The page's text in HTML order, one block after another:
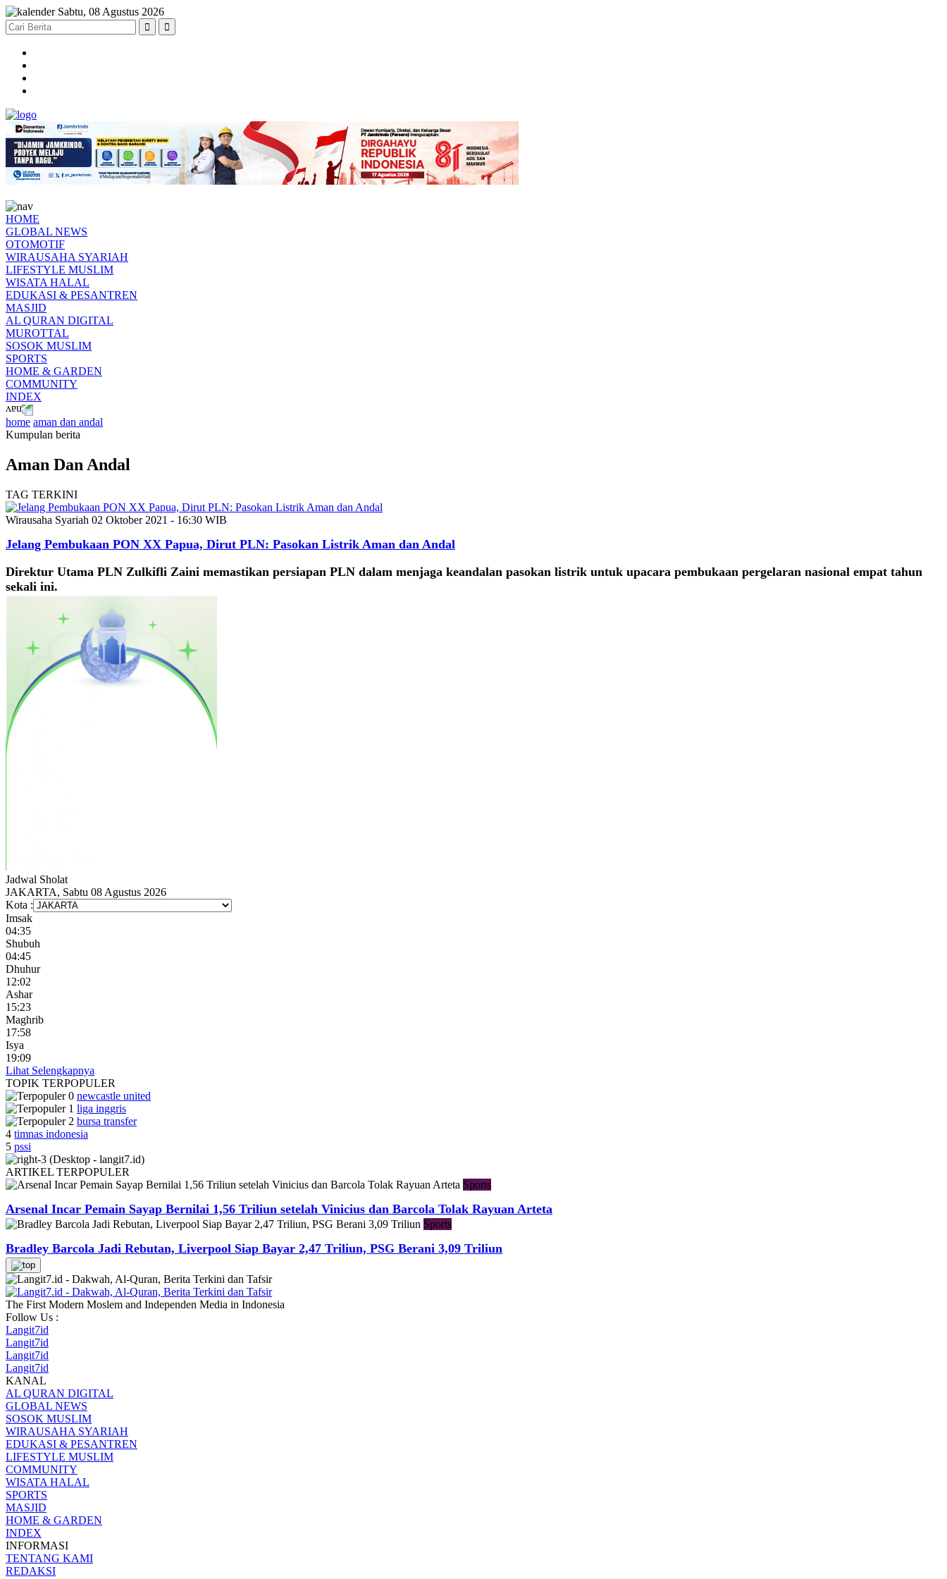
Sabtu, 08 Agustus 2026
HOME
GLOBAL NEWS
OTOMOTIF
WIRAUSAHA SYARIAH
LIFESTYLE MUSLIM
WISATA HALAL
EDUKASI & PESANTREN
MASJID
AL QURAN DIGITAL
MUROTTAL
SOSOK MUSLIM
SPORTS
HOME & GARDEN
COMMUNITY
INDEX
home aman dan andal
Kumpulan berita
Aman Dan Andal
TAG TERKINI
Wirausaha Syariah 02 Oktober 2021 - 16:30 WIB
Jelang Pembukaan PON XX Papua, Dirut PLN: Pasokan Listrik Aman dan Andal
Direktur Utama PLN Zulkifli Zaini memastikan persiapan PLN dalam menjaga keandalan pasokan listrik untuk upacara pembukaan pergelaran nasional empat tahun
sekali ini.
Jadwal Sholat
JAKARTA, Sabtu 08 Agustus 2026
Kota :
Imsak
04:35
Shubuh
04:45
Dhuhur
12:02
Ashar
15:23
Maghrib
17:58
Isya
19:09
Lihat Selengkapnya
TOPIK TERPOPULER
newcastle united
liga inggris
bursa transfer
4 timnas indonesia
5 pssi
ARTIKEL TERPOPULER
Sports
Arsenal Incar Pemain Sayap Bernilai 1,56 Triliun setelah Vinicius dan Barcola Tolak Rayuan Arteta
Sports
Bradley Barcola Jadi Rebutan, Liverpool Siap Bayar 2,47 Triliun, PSG Berani 3,09 Triliun
The First Modern Moslem and Independen Media in Indonesia
Follow Us :
Langit7id
Langit7id
Langit7id
Langit7id
KANAL
AL QURAN DIGITAL
GLOBAL NEWS
SOSOK MUSLIM
WIRAUSAHA SYARIAH
EDUKASI & PESANTREN
LIFESTYLE MUSLIM
COMMUNITY
WISATA HALAL
SPORTS
MASJID
HOME & GARDEN
INDEX
INFORMASI
TENTANG KAMI
REDAKSI